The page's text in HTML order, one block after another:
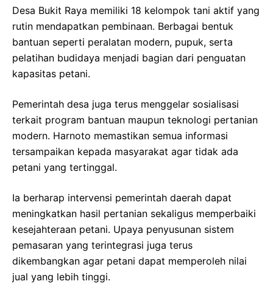
Desa Bukit Raya memiliki 18 kelompok tani aktif yang
rutin mendapatkan pembinaan. Berbagai bentuk
bantuan seperti peralatan modern, pupuk, serta
pelatihan budidaya menjadi bagian dari penguatan
kapasitas petani.
Pemerintah desa juga terus menggelar sosialisasi
terkait program bantuan maupun teknologi pertanian
modern. Harnoto memastikan semua informasi
tersampaikan kepada masyarakat agar tidak ada
petani yang tertinggal.
Ia berharap intervensi pemerintah daerah dapat
meningkatkan hasil pertanian sekaligus memperbaiki
kesejahteraan petani. Upaya penyusunan sistem
pemasaran yang terintegrasi juga terus
dikembangkan agar petani dapat memperoleh nilai
jual yang lebih tinggi.